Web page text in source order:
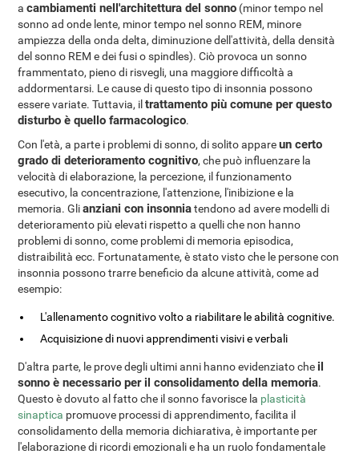
acambiamenti nell'architettura del sonno (minor tempo nel
sonno ad onde lente, minor tempo nel sonno REM, minore
ampiezza della onda delta, diminuzione dell'attività, della densità
del sonno REM e dei fusi o spindles). Ciò provoca un sonno
frammentato, pieno di risvegli, una maggiore difficoltà a
addormentarsi. Le cause di questo tipo di insonnia possono
essere variate. Tuttavia, iltrattamento più comune per questo
disturbo è quello farmacologico.
Con l'età, a parte i problemi di sonno, di solito appareun certo
grado di deterioramento cognitivo, che può influenzare la
velocità di elaborazione, la percezione, il funzionamento
esecutivo, la concentrazione, l'attenzione, l'inibizione e la
memoria. Glianziani con insonniatendono ad avere modelli di
deterioramento più elevati rispetto a quelli che non hanno
problemi di sonno, come problemi di memoria episodica,
distraibilità ecc. Fortunatamente, è stato visto che le persone con
insonnia possono trarre beneficio da alcune attività, come ad
esempio:
L'allenamento cognitivo volto a riabilitare le abilità cognitive.
Acquisizione di nuovi apprendimenti visivi e verbali
D'altra parte, le prove degli ultimi anni hanno evidenziato che il
sonno è necessario per il consolidamento della memoria.
Questo è dovuto al fatto che il sonno favorisce la plasticità
sinaptica promuove processi di apprendimento, facilita il
consolidamento della memoria dichiarativa, è importante per
l'elaborazione di ricordi emozionali e ha un ruolo fondamentale